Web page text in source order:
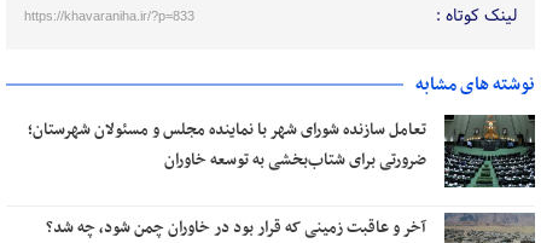
لینک کوتاه : https://khavaraniha.ir/?p=833
نوشته های مشابه
تعامل سازنده شورای شهر با نماینده مجلس و مسئولان شهرستان؛
ضرورتی برای شتاب‌بخشی به توسعه خاوران
آخر و عاقبت زمینی که قرار بود در خاوران چمن شود، چه شد؟